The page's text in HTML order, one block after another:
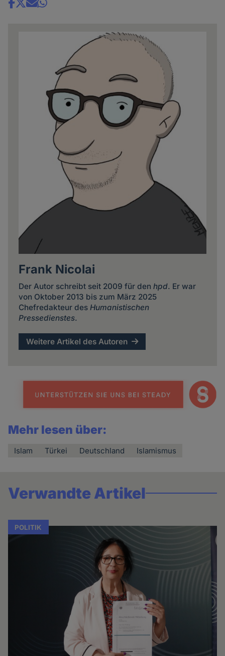
Share
Frank Nicolai
Der Autor schreibt seit 2009 für den hpd. Er war
von Oktober 2013 bis zum März 2025
Chefredakteur des Humanistischen
Pressedienstes.
Weitere Artikel des Autoren
Mehr lesen über:
Islam Türkei Deutschland Islamismus
Verwandte Artikel
POLITIK